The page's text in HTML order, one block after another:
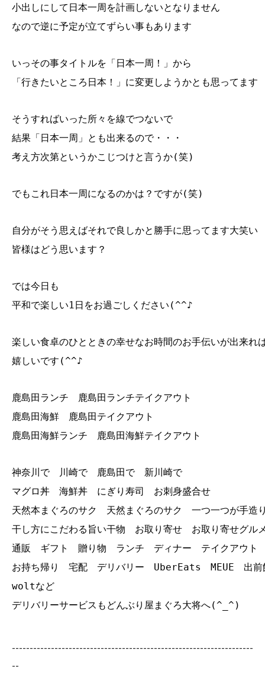
小出しにして日本一周を計画しないとなりません
なので逆に予定が立てずらい事もあります
いっその事タイトルを「日本一周！」から
「行きたいところ日本！」に変更しようかとも思ってます
そうすればいった所々を線でつないで
結果「日本一周」とも出来るので・・・
考え方次第というかこじつけと言うか(笑)
でもこれ日本一周になるのかは？ですが(笑)
自分がそう思えばそれで良しかと勝手に思ってます大笑い
皆様はどう思います？
では今日も
平和で楽しい1日をお過ごしください(^^♪
楽しい食卓のひとときの幸せなお時間のお手伝いが出来れ
嬉しいです(^^♪
鹿島田ランチ 鹿島田ランチテイクアウト
鹿島田海鮮 鹿島田テイクアウト
鹿島田海鮮ランチ 鹿島田海鮮テイクアウト
神奈川で 川崎で 鹿島田で 新川崎で
マグロ丼 海鮮丼 にぎり寿司 お刺身盛合せ
天然本まぐろのサク 天然まぐろのサク 一つ一つが手造
干し方にこだわる旨い干物 お取り寄せ お取り寄せグル
通販 ギフト 贈り物 ランチ ディナー テイクアウト
お持ち帰り 宅配 デリバリー UberEats MEUE 出前
woltなど
デリバリーサービスもどんぶり屋まぐろ大将へ(^_^)
--------------------------------------------------------------------
--